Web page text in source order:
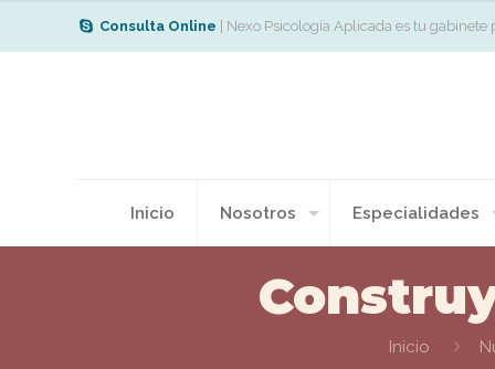
Consulta Online | Nexo Psicología Aplicada es tu gabinete
Inicio Nosotros Especialidades
Inicio